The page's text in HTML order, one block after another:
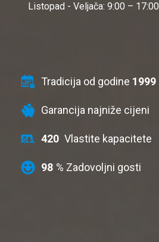
Listopad - Veljača: 9:00 – 17:00
Tradicija od godine 1999
Garancija najniže cijeni
420 Vlastite kapacitete
98 % Zadovoljni gosti